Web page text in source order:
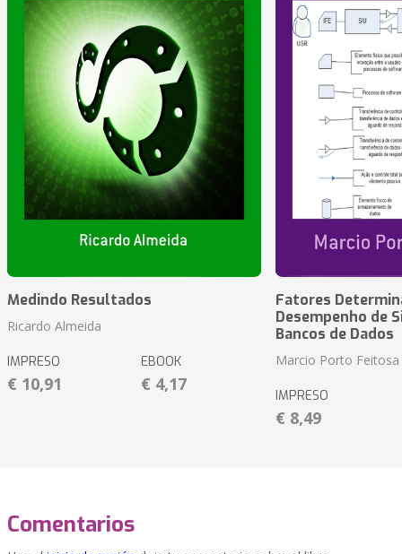
Medindo Resultados
Ricardo Almeida
IMPRESO
€ 10,91
EBOOK
€ 4,17
Fatores
Desempenho de
Bancos de Dados
Marcio Porto Feitosa
IMPRESO
€ 8,49
Comentarios